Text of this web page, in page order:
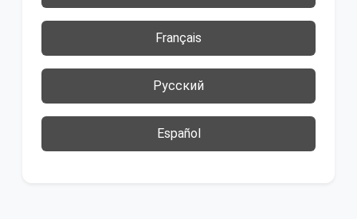
Français
Русский
Español